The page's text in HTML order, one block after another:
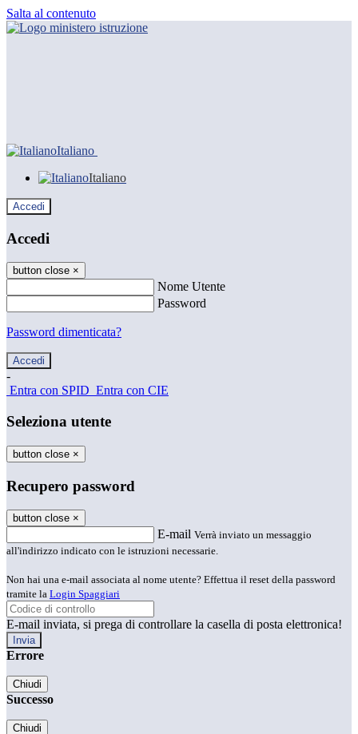
Salta al contenuto
Italiano
Italiano
Accedi
Accedi
button close ×
Nome Utente
Password
Password dimenticata?
-
Entra con SPID Entra con CIE
Seleziona utente
button close ×
Recupero password
button close ×
E-mail Verrà inviato un messaggio
all'indirizzo indicato con le istruzioni necessarie.
Non hai una e-mail associata al nome utente? Effettua il reset della password
tramite la Login Spaggiari
E-mail inviata, si prega di controllare la casella di posta elettronica!
Errore
Chiudi
Successo
Chiudi